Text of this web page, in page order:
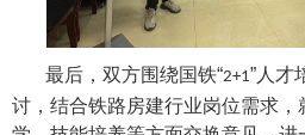
最后，双方围绕国铁“2+1”人才
讨，结合铁路房建行业岗位需求，